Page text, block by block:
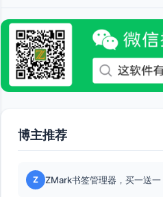
博主推荐
Z ZMark书签管理器，买一送一